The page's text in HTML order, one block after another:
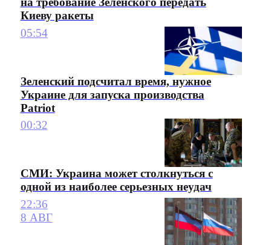
Киеву ракеты
05:54
Зеленский подсчитал время, нужное
Украине для запуска производства
Patriot
00:32
СМИ: Украина может столкнуться с
одной из наиболее серьезных неудач
22:36
8 АВГ